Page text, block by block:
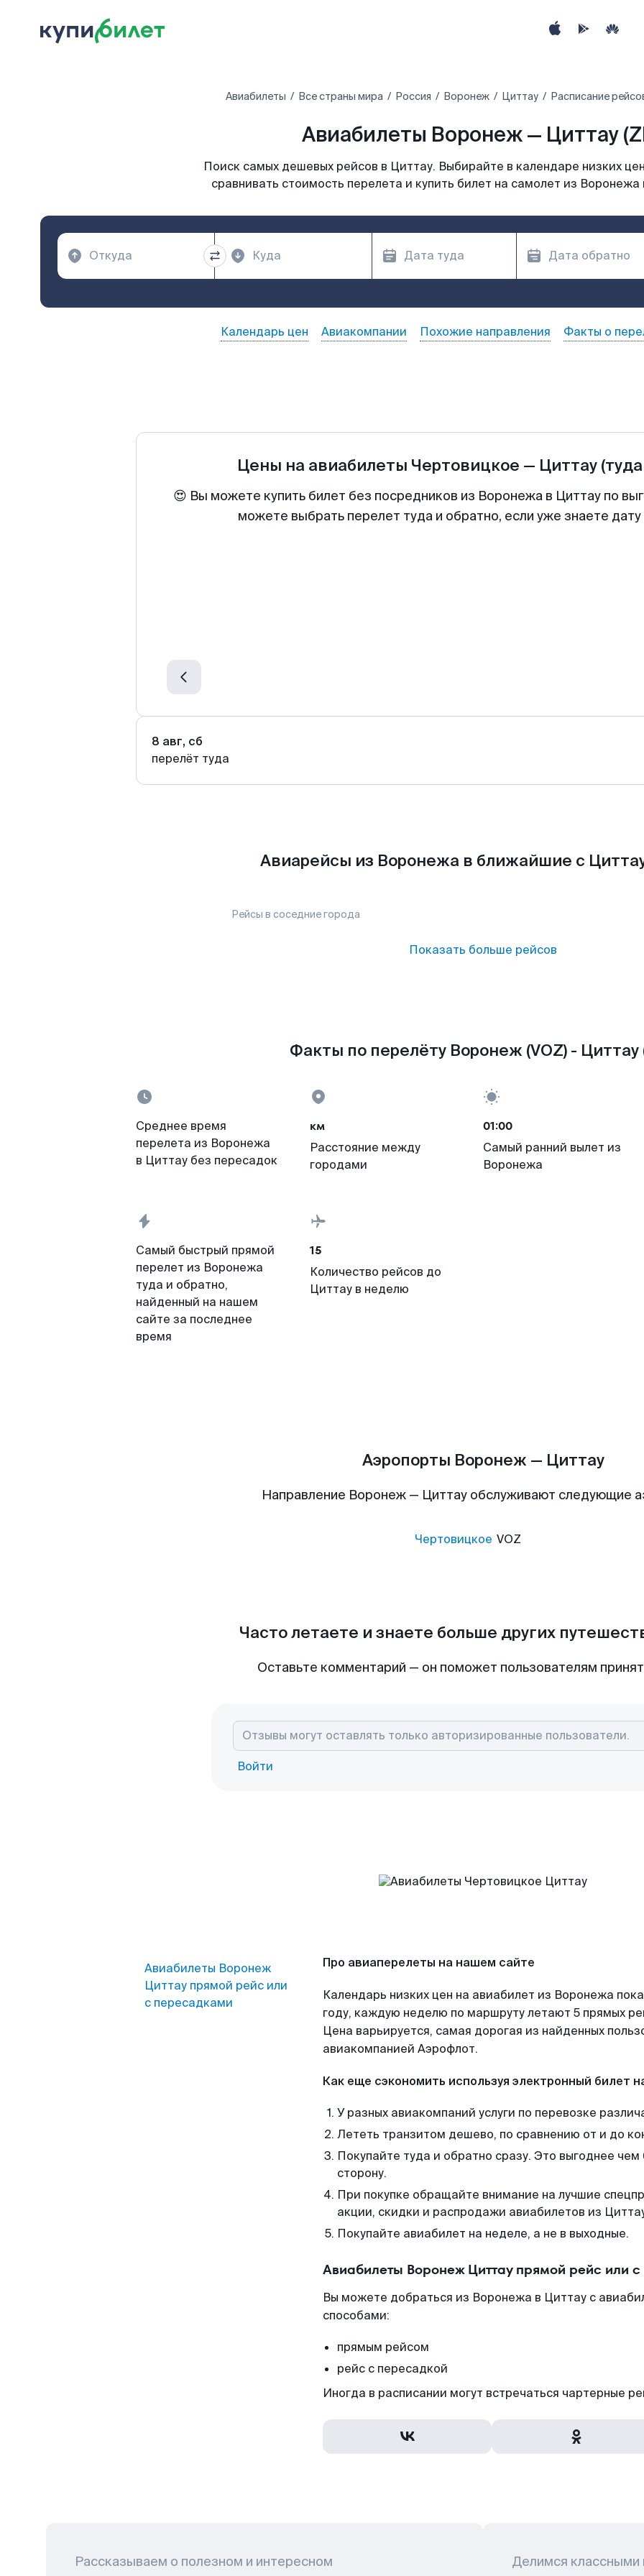
Авиабилеты Все страны мира Россия Воронеж Циттау Расписание
Авиабилеты Воронеж — Циттау
Поиск самых дешевых рейсов в Циттау. Выбирайте в календаре низких
сравнивать стоимость перелета и купить билет на самолет из Воронежа
Календарь цен Авиакомпании Похожие направления Факты о
Цены на авиабилеты Чертовицкое — Циттау
😍 Вы можете купить билет без посредников из Воронежа в Циттау по
можете выбрать перелет туда и обратно, если уже знаете
8 авг, сб
перелёт туда
Авиарейсы из Воронежа в ближайшие с
Рейсы в соседние города
Показать больше рейсов
Факты по перелёту Воронеж (VOZ) - Циттау
Среднее время
перелета из Воронежа
в Циттау без пересадок
км
Расстояние между
городами
01:00
Самый ранний вылет из
Воронежа
Самый быстрый прямой
перелет из Воронежа
туда и обратно,
найденный на нашем
сайте за последнее
время
15
Количество рейсов до
Циттау в неделю
Аэропорты Воронеж — Циттау
Направление Воронеж — Циттау обслуживают следующие
Чертовицкое VOZ
Часто летаете и знаете больше других
Оставьте комментарий — он поможет пользователям
Войти
Авиабилеты Воронеж
Циттау прямой рейс или
с пересадками
Про авиаперелеты на нашем сайте
Календарь низких цен на авиабилет из Воронежа
году, каждую неделю по маршруту летают 5 прямых
Цена варьируется, самая дорогая из найденных
авиакомпанией Аэрофлот.
Как еще сэкономить используя электронный билет
У разных авиакомпаний услуги по перевозке
Лететь транзитом дешево, по сравнению от и до
Покупайте туда и обратно сразу. Это выгоднее
сторону.
При покупке обращайте внимание на лучшие
акции, скидки и распродажи авиабилетов из
Покупайте авиабилет на неделе, а не в выходные.
Авиабилеты Воронеж Циттау прямой рейс или
Вы можете добраться из Воронежа в Циттау с
способами:
прямым рейсом
рейс с пересадкой
Иногда в расписании могут встречаться чартерные
Рассказываем о полезном и интересном Делимся классными